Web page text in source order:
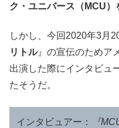
ク・ユニバース（MCU）
しかし、今回2020年3月
リトル』の宣伝のためア
出演した際にインタビュ
たそうだ。
インタビュアー： 『